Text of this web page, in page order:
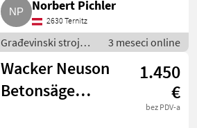
Norbert Pichler
2630 Ternitz
Građevinski strojevi
/ Mali građevinski
strojevi
3 meseci online
Wacker Neuson
Betonsäge
1.450
€
bez PDV-a